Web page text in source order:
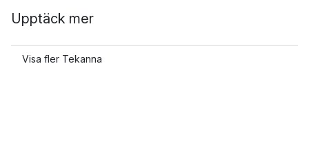
Upptäck mer
Visa fler Tekanna